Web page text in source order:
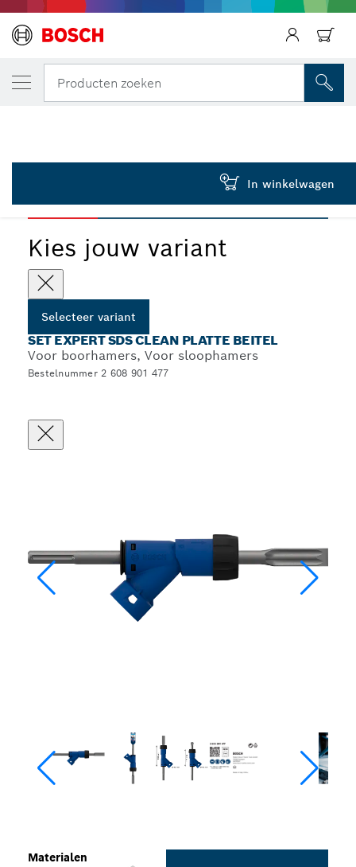
Producten zoeken
EXPERT
Kies jouw variant
Selecteer variant
SET EXPERT SDS CLEAN PLATTE BEITEL
Voor boorhamers, Voor sloophamers
Bestelnummer 2 608 901 477
Materialen
JOUW GESELECTEERDE VARIANT
EXPERT SDS Clean max Platte Beitel
2 608 901 477
In winkelwagen